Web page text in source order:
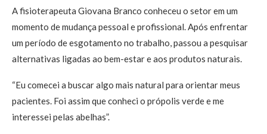
A fisioterapeuta Giovana Branco conheceu o setor em um
momento de mudança pessoal e profissional. Após enfrentar
um período de esgotamento no trabalho, passou a pesquisar
alternativas ligadas ao bem-estar e aos produtos naturais.
“Eu comecei a buscar algo mais natural para orientar meus
pacientes. Foi assim que conheci o própolis verde e me
interessei pelas abelhas”.